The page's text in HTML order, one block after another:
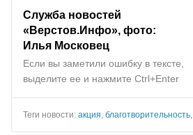
Служба новостей
«Верстов.Инфо», фото:
Илья Московец
Если вы заметили ошибку в тексте,
выделите ее и нажмите Ctrl+Enter
Теги новости: акция, благотворительность,